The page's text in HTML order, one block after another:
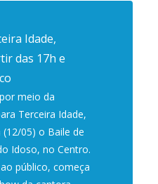
Idade,
das 17h e
meio da
Terceira Idade,
05) o Baile de
Idoso, no Centro.
público, começa